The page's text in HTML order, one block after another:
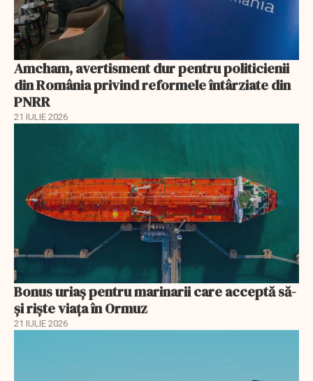
Amcham, avertisment dur pentru politicienii
din România privind reformele întârziate din
PNRR
21 IULIE 2026
Bonus uriaș pentru marinarii care acceptă să-
și riște viața în Ormuz
21 IULIE 2026